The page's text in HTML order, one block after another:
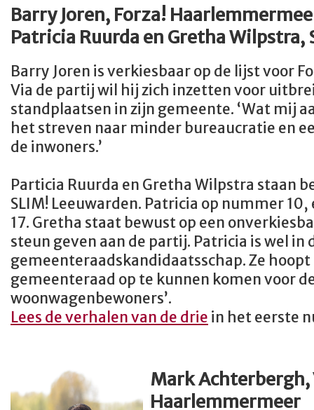
Barry Joren, Forza!
Patricia Ruurda en Gretha Wilpstra,
Barry Joren is verkiesbaar op de lijst voor
Via de partij wil hij zich inzetten voor
standplaatsen in zijn gemeente. ‘Wat mij
het streven naar minder bureaucratie en
de inwoners.’
Particia Ruurda en Gretha Wilpstra staan
SLIM! Leeuwarden. Patricia op nummer
17. Gretha staat bewust op een
steun geven aan de partij. Patricia is wel in
gemeenteraadskandidaatsschap. Ze hoopt
gemeenteraad op te kunnen komen voor
woonwagenbewoners’.
Lees de verhalen van de drie in het eerste
Mark Achterbergh,
Haarlemmermeer